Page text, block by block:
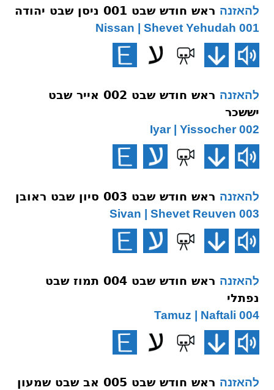
להאזנה ראש חודש שבט 001 ניסן שבט יהודה
001 Nissan | Shevet Yehudah
להאזנה
ראש חודש שבט 002 אייר שבט
יששכר
002 Iyar | Yissocher
להאזנה ראש חודש שבט 003 סיון שבט ראובן
003 Sivan | Shevet Reuven
להאזנה
ראש חודש שבט 004 תמוז שבט
נפתלי
004 Tamuz | Naftali
להאזנה ראש חודש שבט 005 אב שבט שמעון